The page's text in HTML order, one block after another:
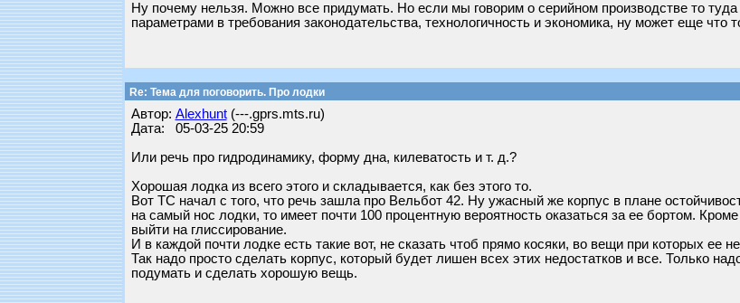
Ну почему нельзя. Можно все придумать. Но если мы говорим о серийном производстве то
параметрами в требования законодательства, технологичность и экономика, ну может еще что
Re: Тема для поговорить. Про лодки
Автор: Alexhunt(---.gprs.mts.ru)
Дата: 05-03-25 20:59
Или речь про гидродинамику, форму дна, килеватость и т. д.?
Хорошая лодка из всего этого и складывается, как без этого то.
Вот ТС начал с того, что речь зашла про Вельбот 42. Ну ужасный же корпус в плане
на самый нос лодки, то имеет почти 100 процентную вероятность оказаться за ее бортом.
выйти на глиссирование.
И в каждой почти лодке есть такие вот, не сказать чтоб прямо косяки, во вещи при которых ее
Так надо просто сделать корпус, который будет лишен всех этих недостатков и все. Только
подумать и сделать хорошую вещь.